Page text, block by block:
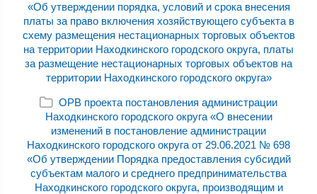
«Об утверждении порядка, условий и срока внесения
платы за право включения хозяйствующего субъекта в
схему размещения нестационарных торговых объектов
на территории Находкинского городского округа, платы
за размещение нестационарных торговых объектов на
территории Находкинского городского округа»
ОРВ проекта постановления администрации
Находкинского городского округа «О внесении
изменений в постановление администрации
Находкинского городского округа от 29.06.2021 № 698
«Об утверждении Порядка предоставления субсидий
субъектам малого и среднего предпринимательства
Находкинского городского округа, производящим и